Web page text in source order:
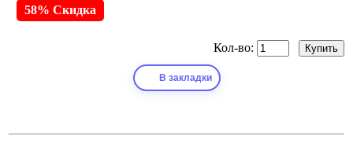
58% Скидка
Кол-во:
В закладки